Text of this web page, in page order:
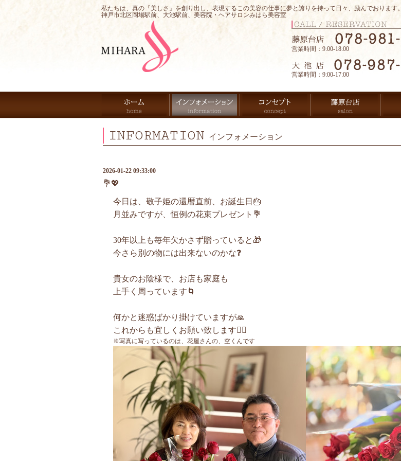
私たちは、真の『美しさ』を創り出し、表現するこの美容の仕事に夢と誇りを持って日々、励んでおります。
神戸市北区岡場駅前、大池駅前、美容院・ヘアサロンみはら美容室
営業時間：9:00-18:00
営業時間：9:00-17:00
INFORMATION インフォメーション
2026-01-22 09:33:00
💐💖
今日は、敬子姫の還暦直前、お誕生日🎂
月並みですが、恒例の花束プレゼント💐
30年以上も毎年欠かさず贈っていると🎁
今さら別の物には出来ないのかな❓
貴女のお陰様で、お店も家庭も
上手く周っています🌀
何かと迷惑ばかり掛けていますが🙏
これからも宜しくお願い致します🙇‍♂️
※写真に写っているのは、花屋さんの、空くんです